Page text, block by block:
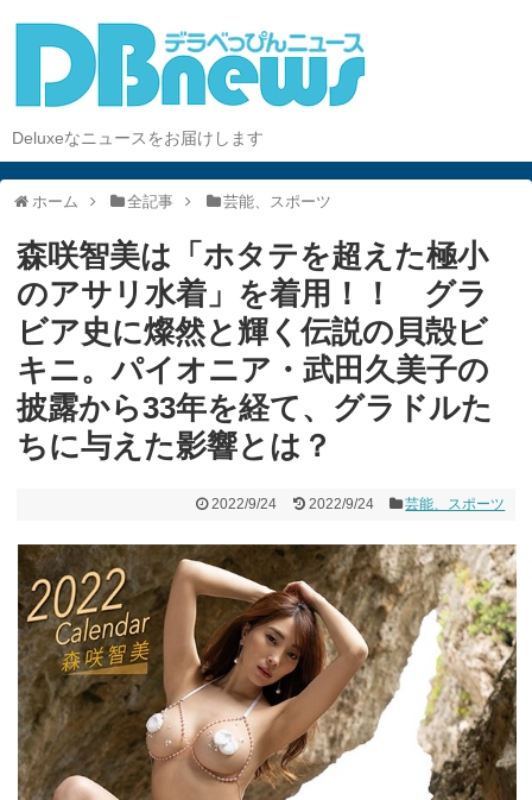
Deluxeなニュースをお届けします
ホーム 全記事 芸能、スポーツ
森咲智美は「ホタテを超えた極小
のアサリ水着」を着用！！ グラ
ビア史に燦然と輝く伝説の貝殻ビ
キニ。パイオニア・武田久美子の
披露から33年を経て、グラドルた
ちに与えた影響とは？
2022/9/24 2022/9/24 芸能、スポーツ